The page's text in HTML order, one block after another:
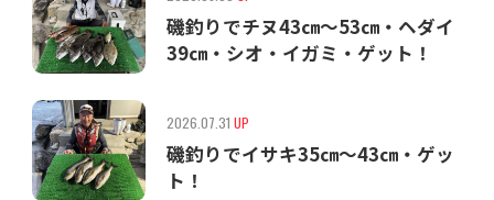
磯釣りでチヌ43㎝〜53㎝・ヘダイ
39㎝・シオ・イガミ・ゲット！
2026.07.31 UP
磯釣りでイサキ35㎝〜43㎝・ゲッ
ト！